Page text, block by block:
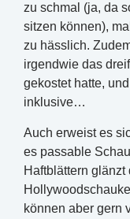
zu schmal (ja, da
sitzen können),
zu hässlich.
irgendwie das
gekostet hatte,
inklusive…
Auch erweist es
es passable
Haftblättern glänzt
können aber gern